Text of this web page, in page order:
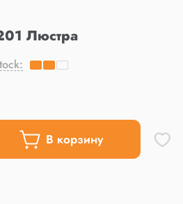
Люстра
В корзину